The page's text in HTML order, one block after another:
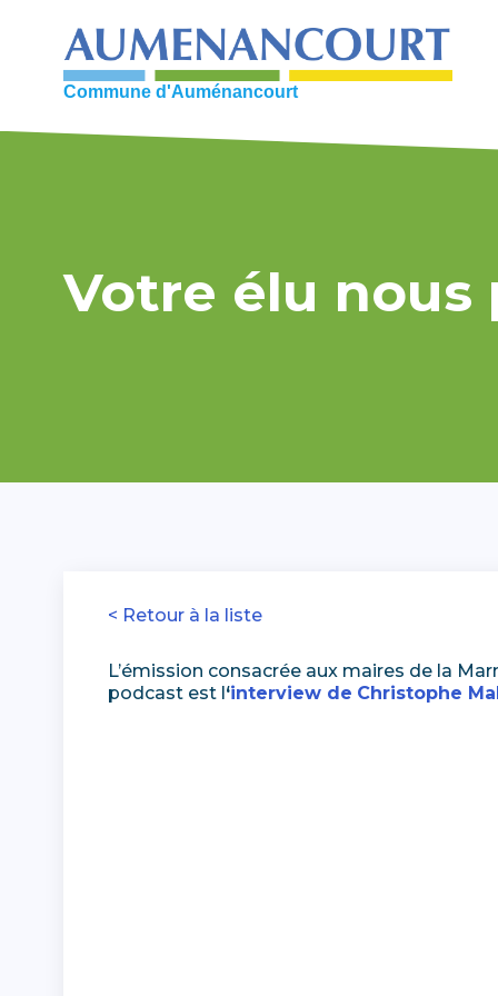
content
Commune d'Auménancourt
Votre élu nous
< Retour à la liste
L’émission consacrée aux maires de la
podcast est l ‘interview de Christophe